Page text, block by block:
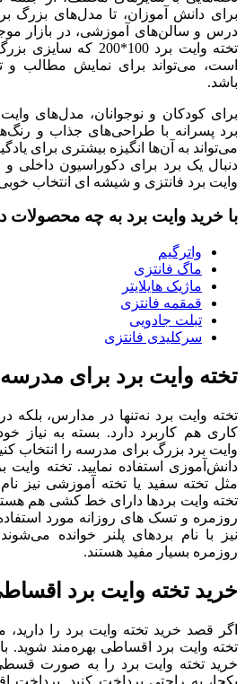
برای دانش آموزان، تا مدل‌های بزرگ
درس و سالن‌های آموزشی، در بازار
تخته وایت برد
است، می‌تواند برای نمایش مطالب
باشد.
برای کودکان و نوجوانان، مدل‌های
برد پسرانه با طراحی‌های جذاب و
می‌تواند به آن‌ها انگیزه بیشتری برای
دنبال یک برد برای دکوراسیون داخلی و
وایت برد فانتزی و شیشه ای انتخاب خوبی
با خرید وایت برد به چه محصولات
واترگیم
ماگ فانتزی
ماژیک هایلایتر
قمقمه فانتزی
تبلت جادویی
سرکلیدی فانتزی
تخته وایت برد برای
تخته وایت برد نه‌تنها در مدارس، بلکه
کاری هم کاربرد دارد. بسته به نیاز
وایت برد بزرگ برای مدرسه را انتخاب
دانش‌آموزی استفاده نمایید. تخته وایت
مثل تخته سفید یا تخته آموزشی نیز
تخته وایت بردها دارای خط کشی هم
روزمره و تسک های روزانه مورد
نیز با نام بردهای پلنر خوانده
روزمره بسیار مفید هستند.
خرید تخته وایت برد
اگر قصد خرید تخته وایت برد را
تخته وایت برد اقساطی بهره‌مند شوید.
خرید تخته وایت برد را به صورت
یکجا، به راحتی پرداخت کنید. پرداخت